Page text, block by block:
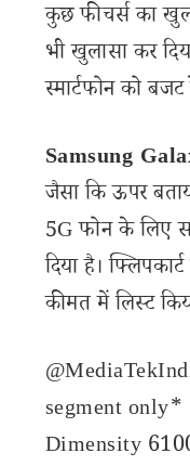
कुछ फीचर्स का
भी खुलासा कर
स्मार्टफोन को
Samsung
जैसा कि ऊपर
5G फोन के लिए
दिया है।
कीमत में लिस्ट
segment
Dimensity